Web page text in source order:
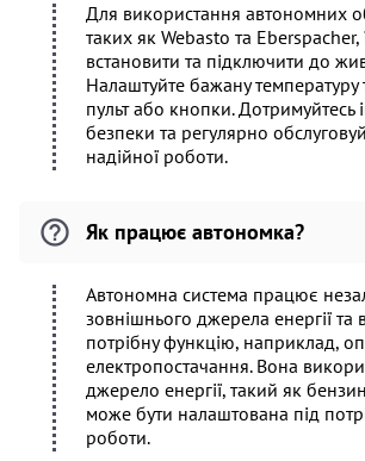
Для використання автономних
таких як Webasto та Eberspacher,
встановити та підключити до
Налаштуйте бажану
пульт або кнопки. Дотримуйтесь
безпеки та регулярно
надійної роботи.
Як працює автономка?
Автономна система працює
зовнішнього джерела енергії та
потрібну функцію, наприклад,
електропостачання. Вона
джерело енергії, такий як
може бути налаштована під
роботи.